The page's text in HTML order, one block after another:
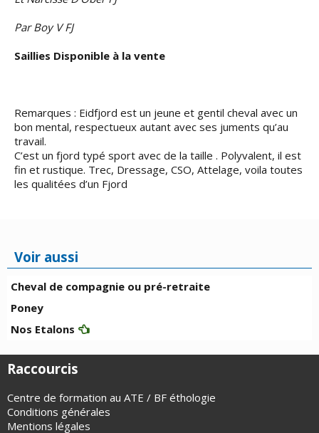
Par Boy V FJ
Saillies Disponible à la vente
Remarques : Eidfjord est un jeune et gentil cheval avec un
bon mental, respectueux autant avec ses juments qu’au
travail.
C’est un fjord typé sport avec de la taille . Polyvalent, il est
fin et rustique. Trec, Dressage, CSO, Attelage, voila toutes
les qualitées d’un Fjord
Voir aussi
Cheval de compagnie ou pré-retraite
Poney
Nos Etalons
Raccourcis
Centre de formation au ATE / BF éthologie
Conditions générales
Mentions légales